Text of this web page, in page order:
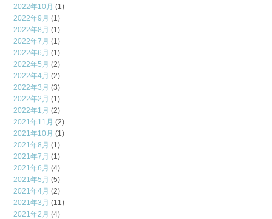
2022年10月 (1)
2022年9月 (1)
2022年8月 (1)
2022年7月 (1)
2022年6月 (1)
2022年5月 (2)
2022年4月 (2)
2022年3月 (3)
2022年2月 (1)
2022年1月 (2)
2021年11月 (2)
2021年10月 (1)
2021年8月 (1)
2021年7月 (1)
2021年6月 (4)
2021年5月 (5)
2021年4月 (2)
2021年3月 (11)
2021年2月 (4)